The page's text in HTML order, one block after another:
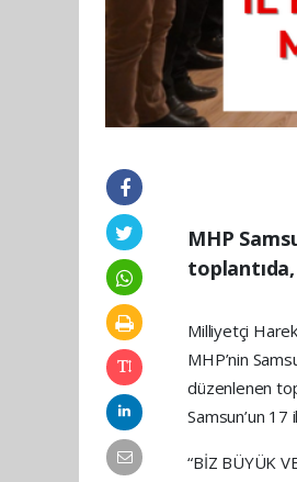
MHP
Milliyetçi
MHP’nin
düzenlenen
Samsun’un
“BİZ BÜYÜK